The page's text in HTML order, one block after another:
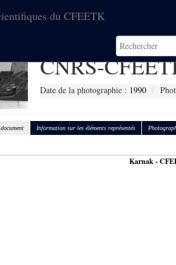
du CFEETK
CNRS-
Date de la photographie : 1990
Information sur les éléments représentés